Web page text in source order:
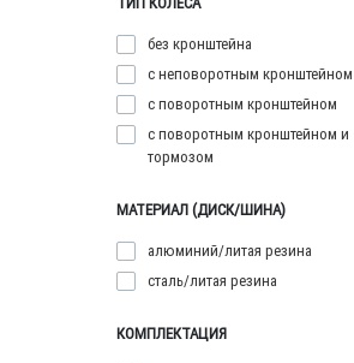
без кронштейна
с неповоротным кронштейном
с поворотным кронштейном
с поворотным кронштейном и
тормозом
МАТЕРИАЛ (ДИСК/ШИНА)
алюминий/литая резина
сталь/литая резина
КОМПЛЕКТАЦИЯ